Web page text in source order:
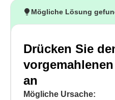
Mögliche Lösung
Drücken Sie
an
Mögliche Ursache: